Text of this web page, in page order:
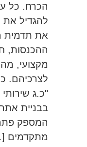
הכרח. כל
להגדיל
את תדמית
ההכנסות,
מקצועי,
לצרכיהם.
"כ.ג
בבניית
המספק
מתקדמים